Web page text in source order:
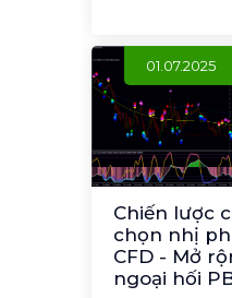
01.07.2025
Chiến lược
chọn nhị
CFD - Mở
ngoại hối